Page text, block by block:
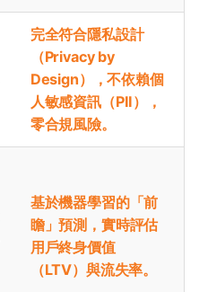
完全符合隱私設計
（Privacy by
Design），不依賴個
人敏感資訊（PII），
零合規風險。
基於機器學習的「前
瞻」預測，實時評估
用戶終身價值
（LTV）與流失率。